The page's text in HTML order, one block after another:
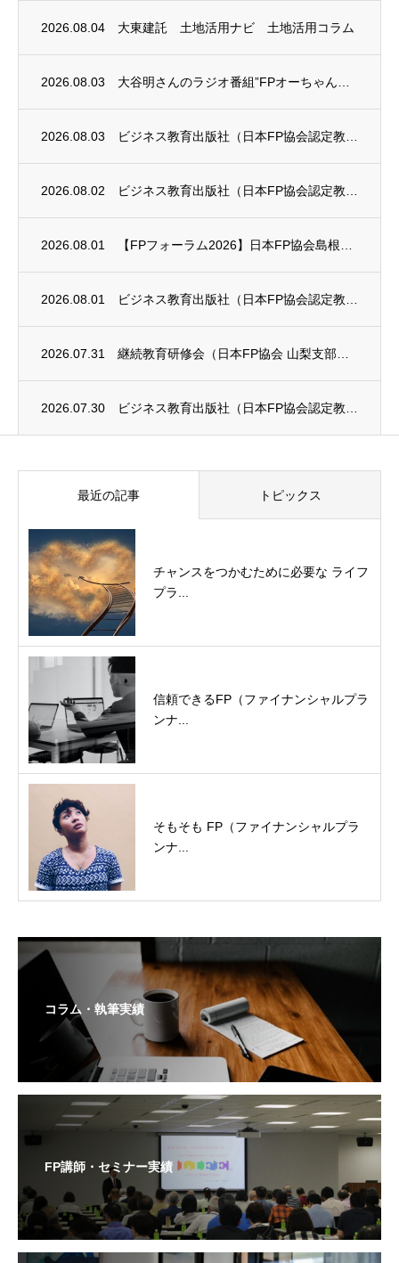
2026.08.04 大東建託 土地活用ナビ 土地活用コラム
2026.08.03
2026.08.03
2026.08.02
2026.08.01
2026.08.01
2026.07.31
2026.07.30
最近の記事 トピックス
チャンスをつかむために必要な ライフ
プラ...
信頼できるFP（ファイナンシャルプラ
ンナ...
そもそも FP（ファイナンシャルプラ
ンナ...
コラム・執筆実績
FP講師・セミナー実績